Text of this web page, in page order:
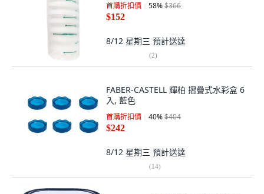
首購折扣價 58%$366
$152
8/12 星期三 預計送達
(2)
FABER-CASTELL 輝柏 摺疊式水彩盒 6
入, 藍色
首購折扣價 40%$404
$242
8/12 星期三 預計送達
(14)